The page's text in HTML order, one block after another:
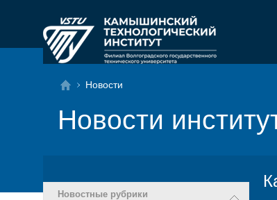
Новости
Новости
Новостные рубрики